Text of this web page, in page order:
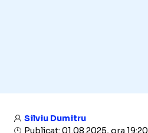
Silviu Dumitru
Publicat: 01.08.2025, ora 19:20